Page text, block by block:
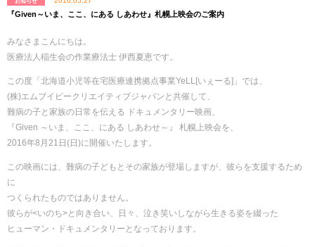
『Given～いま、ここ、にある しあわせ』札幌上映会のご案内
みなさまこんにちは。
医療法人稲生会の作業療法士 伊西夏恵です。
この度「北海道小児等在宅医療連携拠点事業YeLL[いぇーる]」では、
(株)エムブイピークリエイティブジャパンと共催して、
難病の子と家族の日常を伝える ドキュメンタリー映画、
『Given ～いま、ここ、にある しあわせ～』 札幌上映会を、
2016年8月21日(日)に開催いたします。
この映画には、難病の子どもとその家族が登場しますが、彼らを支援するため
に
つくられたものではありません。
彼らが<いのち>と向き合い、日々、泣き笑いしながら生きる姿を綴った
ヒューマン・ドキュメンタリーとなっております。